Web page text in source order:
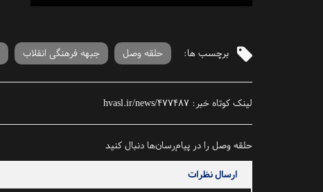
برچسب ها: حلقه وصل جبهه فرهنگی انقلاب
لینک کوتاه خبر: hvasl.ir/news/477487
حلقه وصل را در پیام‌رسان‌ها دنبال کنید
ارسال نظرات